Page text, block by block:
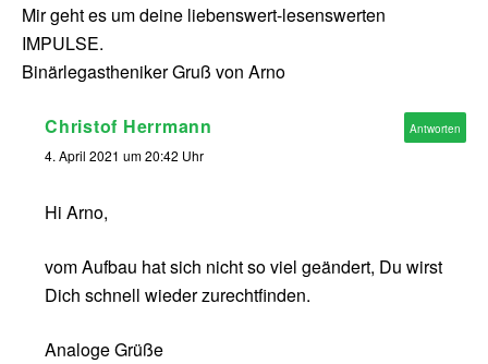
Mir geht es um deine liebenswert-lesenswerten
IMPULSE.
Binärlegastheniker Gruß von Arno
Christof Herrmann
4. April 2021 um 20:42 Uhr
Hi Arno,
vom Aufbau hat sich nicht so viel geändert, Du wirst
Dich schnell wieder zurechtfinden.
Analoge Grüße
Antworten